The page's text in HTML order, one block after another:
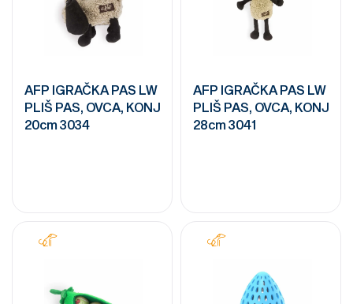
AFP IGRAČKA PAS LW
PLIŠ PAS, OVCA, KONJ
20cm 3034
AFP IGRAČKA PAS LW
PLIŠ PAS, OVCA, KONJ
28cm 3041